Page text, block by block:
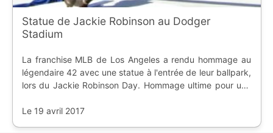
Statue de Jackie Robinson au Dodger
Stadium
La franchise MLB de Los Angeles a rendu hommage au
légendaire 42 avec une statue à l'entrée de leur ballpark,
lors du Jackie Robinson Day. Hommage ultime pour une
Le 19 avril 2017